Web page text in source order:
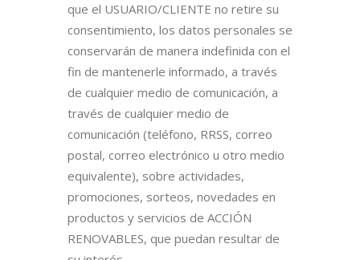
que el USUARIO/CLIENTE no retire su
consentimiento, los datos personales se
conservarán de manera indefinida con el
fin de mantenerle informado, a través
de cualquier medio de comunicación, a
través de cualquier medio de
comunicación (teléfono, RRSS, correo
postal, correo electrónico u otro medio
equivalente), sobre actividades,
promociones, sorteos, novedades en
productos y servicios de ACCIÓN
RENOVABLES, que puedan resultar de